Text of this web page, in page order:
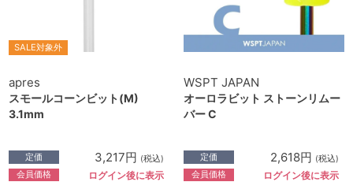
SALE対象外
apres
スモールコーンビット(M)
3.1mm
定価 3,217円 (税込)
会員価格 ログイン後に表示
WSPT JAPAN
オーロラビット ストーンリムー
バー C
定価 2,618円 (税込)
会員価格 ログイン後に表示